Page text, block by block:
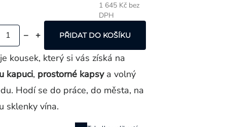
1 645 Kč bez
DPH
PŘIDAT DO KOŠÍKU
kousek, který si vás získá na
kapuci, prostorné kapsya volný
Hodí se do práce, do města, na
sklenky vína.